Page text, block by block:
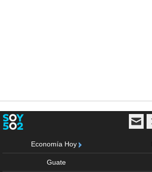
Economía Hoy
Guate